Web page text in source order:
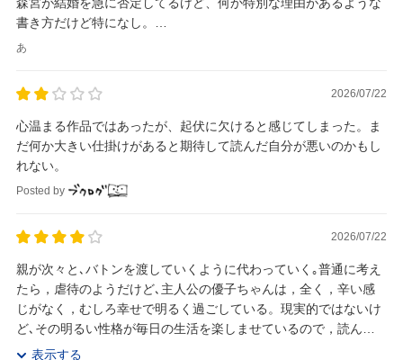
書き方だけど特になし。
学生の頃の友達も後から出てくるかと思ったけど何もなし。
あ
2026/07/22
心温まる作品ではあったが、起伏に欠けると感じてしまった。ま
だ何か大きい仕掛けがあると期待して読んだ自分が悪いのかもし
れない。
Posted by
2026/07/22
親が次々と､バトンを渡していくように代わっていく｡普通に考え
たら，虐待のようだけど､主人公の優子ちゃんは，全く，辛い感
じがなく，むしろ幸せで明るく過ごしている。現実的ではないけ
ど､その明るい性格が毎日の生活を楽しませているので，読んで
いて心地がいい｡こんなにも親が変わったのは，梨...
表示する